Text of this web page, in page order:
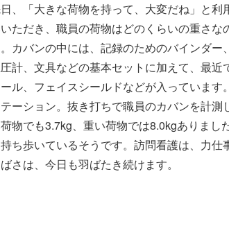
、「大きな荷物を持って、大変だね」と利
ただき、職員の荷物はどのくらいの重さな
カバンの中には、記録のためのバインダー
計、文具などの基本セットに加えて、最近
ル、フェイスシールドなどが入っています
ーション。抜き打ちで職員のカバンを計測
物でも3.7kg、重い荷物では8.0kgありまし
ち歩いているそうです。訪問看護は、力仕
さは、今日も羽ばたき続けます。